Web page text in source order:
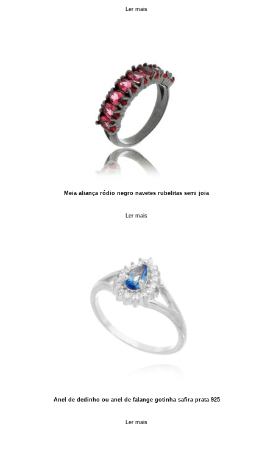
Ler mais
Meia aliança ródio negro navetes rubelitas semi joia
Ler mais
Anel de dedinho ou anel de falange gotinha safira prata 925
Ler mais